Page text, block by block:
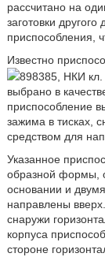
рассчитано на
заготовки
приспособления,
Известно
898385, НКИ кл.
выбрано в
приспособление
зажима в тисках,
средством для
Указанное
образной формы,
основании и
направлены
снаружи
корпуса
стороне